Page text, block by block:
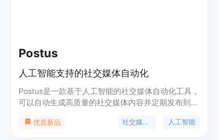
Postus
人工智能支持的社交媒体自动化
Postus是一款基于人工智能的社交媒体自动化工具，
可以自动生成高质量的社交媒体内容并定期发布到您
钱，让您专注于业务增长。Postus提供简单的定价计
优质新品 社交媒体自动化 人工智能